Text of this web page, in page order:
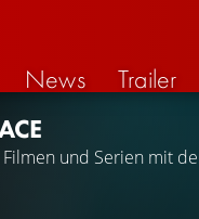
News Trailer
und Serien mit